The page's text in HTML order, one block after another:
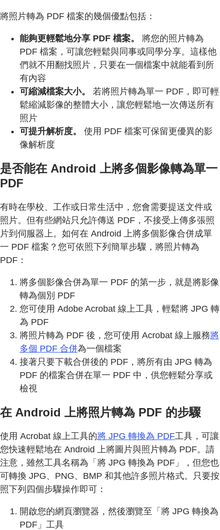
將照片轉為 PDF 檔案的幾個優點包括：
能夠更輕鬆地分享 PDF 檔案。
將您的照片轉為
PDF 檔案，可讓您輕鬆與同事或同學分享。這樣他
們就不用翻找照片，只要在一個檔案中就能看到所
有內容
可縮減檔案大小。
若將照片轉為單一 PDF，即可輕
鬆縮減影像的整體大小，讓您輕鬆地一次傳送所有
照片
可提升解析度。
使用 PDF 檔案可保留更優異的影
像解析度
是否能在 Android 上將多個影像轉為單一
PDF
有時在學校、工作或日常生活中，您會需要提送文件或
照片。但有些網站只允許傳送 PDF，不接受上傳多張照
片到伺服器上。如何在 Android 上將多個影像合併成單
一 PDF 檔案？您可依照下列簡單步驟，將照片轉為
PDF：
將多個影像合併為單一 PDF 的第一步，就是將影像
轉為個別 PDF
您可使用 Adobe Acrobat 線上工具，輕鬆將 JPG 轉
為 PDF
將照片轉為 PDF 後，您可使用 Acrobat 線上服務將
多個 PDF 合併為一個檔案
接著只要下載合併後的 PDF，將所有由 JPG 轉為
PDF 的檔案合併在單一 PDF 中，供您輕鬆分享或
檢視
在 Android 上將照片轉為 PDF 的步驟
使用 Acrobat 線上工具的將 JPG 轉換為 PDF工具，可讓
您快速輕鬆地在 Android 上將圖片與照片轉為 PDF。請
注意，雖然工具名稱為「將 JPG 轉換為 PDF」，但您也
可轉換 JPG、PNG、BMP 和其他許多照片格式。只要按
照下列四個步驟操作即可：
開啟您的網頁瀏覽器，然後瀏覽至「將 JPG 轉換為
PDF」工具